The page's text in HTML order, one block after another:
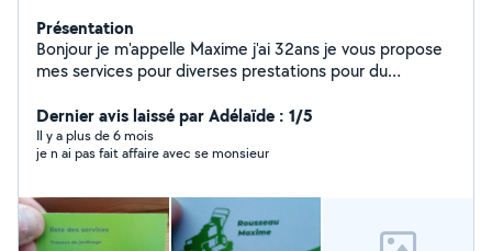
Présentation
Bonjour je m'appelle Maxime j'ai 32ans je vous propose
mes services pour diverses prestations pour du
et autre
Dernier avis laissé par Adélaïde : 1/5
Il y a plus de 6 mois
je n ai pas fait affaire avec se monsieur